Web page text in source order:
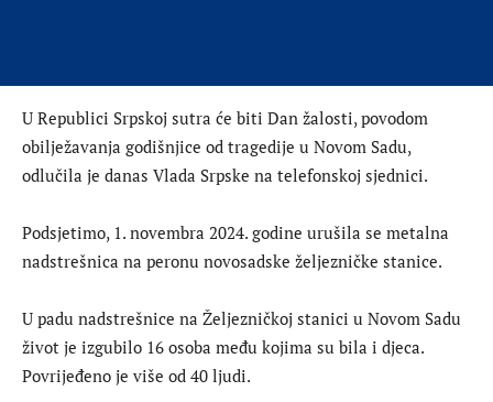
U Republici Srpskoj sutra će biti Dan žalosti, povodom
obilježavanja godišnjice od tragedije u Novom Sadu,
odlučila je danas Vlada Srpske na telefonskoj sjednici.
Podsjetimo, 1. novembra 2024. godine urušila se metalna
nadstrešnica na peronu novosadske željezničke stanice.
U padu nadstrešnice na Željezničkoj stanici u Novom Sadu
život je izgubilo 16 osoba među kojima su bila i djeca.
Povrijeđeno je više od 40 ljudi.